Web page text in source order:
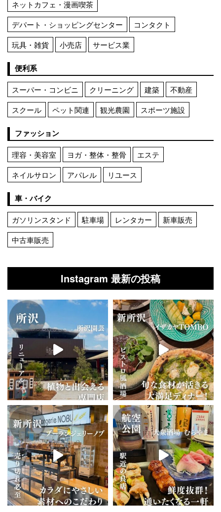
ネットカフェ・漫画喫茶
デパート・ショッピングセンター
コンタクト
玩具・雑貨
小売店 サービス業
便利系
スーパー・コンビニ クリーニング 建築
不動産
スクール
ペット関連 観光農園 スポーツ施設
ファッション
理容・美容室 ヨガ・整体・整骨
エステ
ネイルサロン
アパレル リユース
車・バイク
ガソリンスタンド 駐車場 レンタカー
新車販売
中古車販売
Instagram 最新の投稿